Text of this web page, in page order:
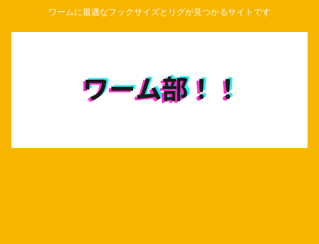
ワームに最適なフックサイズとリグが見つかるサイトです